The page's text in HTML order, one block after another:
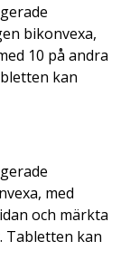
bikonvexa,
10 på andra
kan
med
och märkta
Tabletten kan